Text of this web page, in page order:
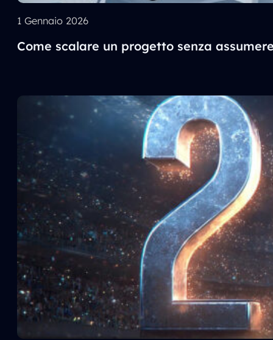
1 Gennaio 2026
Come scalare un progetto senza